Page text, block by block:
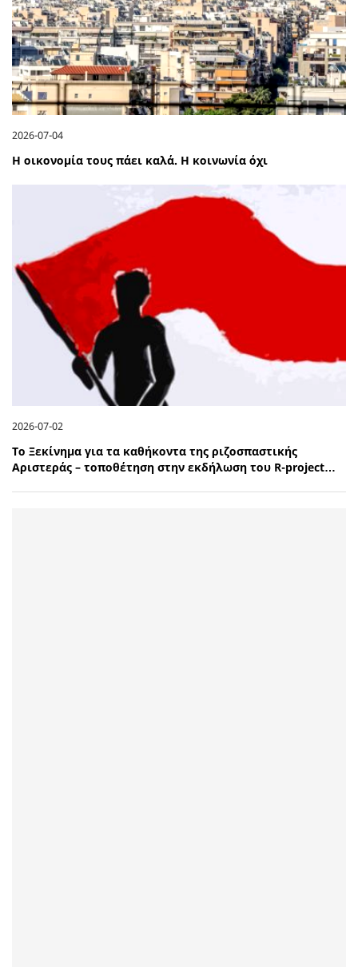
2026-07-04
Η οικονομία τους πάει καλά. Η κοινωνία όχι
2026-07-02
Το Ξεκίνημα για τα καθήκοντα της ριζοσπαστικής
Αριστεράς – τοποθέτηση στην εκδήλωση του R-project…